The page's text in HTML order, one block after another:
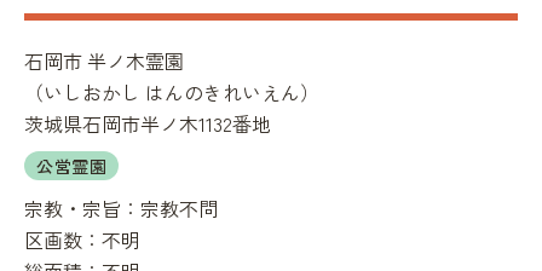
石岡市 半ノ木霊園
（いしおかし はんのきれいえん）
茨城県石岡市半ノ木1132番地
公営霊園
宗教・宗旨： 宗教不問
区画数： 不明